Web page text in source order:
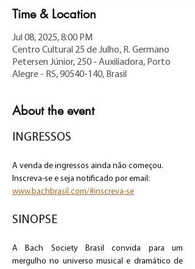
Time & Location
Jul 08, 2025, 8:00 PM
Centro Cultural 25 de Julho, R. Germano
Petersen Júnior, 250 - Auxiliadora, Porto
Alegre - RS, 90540-140, Brasil
About the event
INGRESSOS
A venda de ingressos ainda não começou.
Inscreva-se e seja notificado por email:
www.bachbrasil.com/#inscreva-se
SINOPSE
A Bach Society Brasil convida para um
mergulho no universo musical e dramático de